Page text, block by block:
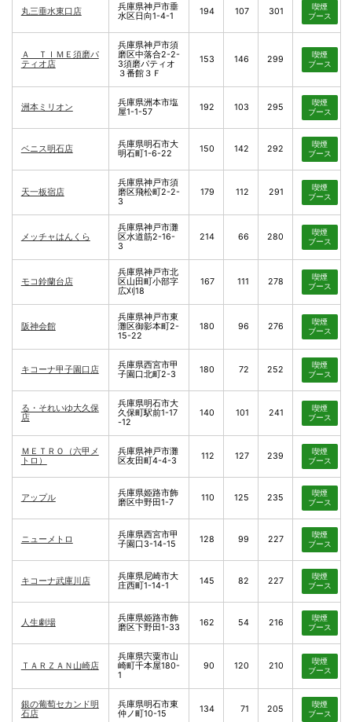
丸三垂水東口店
兵庫県神戸市垂
水区日向1-4-1
194 107 301
喫煙
ブース
Ａ ＴＩＭＥ須磨パ
ティオ店
兵庫県神戸市須
磨区中落合2-2-
3須磨パティオ
３番館３Ｆ
153 146 299
喫煙
ブース
洲本ミリオン
兵庫県洲本市塩
屋1-1-57
192 103 295
喫煙
ブース
ベニス明石店
兵庫県明石市大
明石町1-6-22
150 142 292
喫煙
ブース
天一板宿店
兵庫県神戸市須
磨区飛松町2-2-
3
179 112 291
喫煙
ブース
メッチャはんくら
兵庫県神戸市灘
区水道筋2-16-
3
214 66 280
喫煙
ブース
モコ鈴蘭台店
兵庫県神戸市北
区山田町小部字
広刈18
167 111 278
喫煙
ブース
阪神会館
兵庫県神戸市東
灘区御影本町2-
15-22
180 96 276
喫煙
ブース
キコーナ甲子園口店
兵庫県西宮市甲
子園口北町2-3
180 72 252
喫煙
ブース
る・それいゆ大久保
店
兵庫県明石市大
久保町駅前1-17
-12
140 101 241
喫煙
ブース
ＭＥＴＲＯ（六甲メ
トロ）
兵庫県神戸市灘
区友田町4-4-3
112 127 239
喫煙
ブース
アップル
兵庫県姫路市飾
磨区中野田1-7
110 125 235
喫煙
ブース
ニューメトロ
兵庫県西宮市甲
子園口3-14-15
128 99 227
喫煙
ブース
キコーナ武庫川店
兵庫県尼崎市大
庄西町1-14-1
145 82 227
喫煙
ブース
人生劇場
兵庫県姫路市飾
磨区下野田1-33
162 54 216
喫煙
ブース
ＴＡＲＺＡＮ山崎店
兵庫県宍粟市山
崎町千本屋180-
1
90 120 210
喫煙
ブース
銀の葡萄セカンド明
石店
兵庫県明石市東
仲ノ町10-15
134 71 205
喫煙
ブース